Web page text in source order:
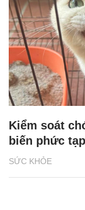
SỨC KHỎE
Kiểm soát
biến phức tạp